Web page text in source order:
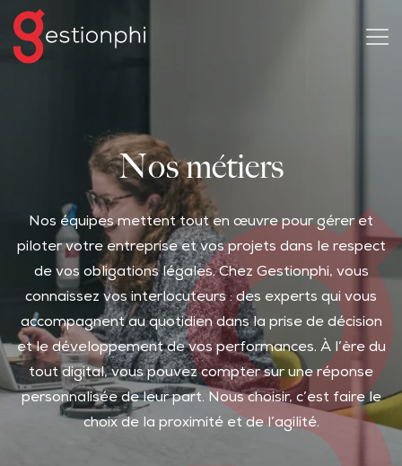
Nos métiers
Nos équipes mettent tout en œuvre pour gérer et
piloter votre entreprise et vos projets dans le respect
de vos obligations légales. Chez Gestionphi, vous
connaissez vos interlocuteurs : des experts qui vous
accompagnent au quotidien dans la prise de décision
et le développement de vos performances. À l’ère du
tout digital, vous pouvez compter sur une réponse
personnalisée de leur part. Nous choisir, c’est faire le
choix de la proximité et de l’agilité.